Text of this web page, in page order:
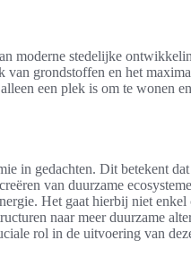
moderne stedelijke
van grondstoffen en het
een plek is om te wonen
in gedachten. Dit betekent
van duurzame
Het gaat hierbij niet
naar meer duurzame
rol in de uitvoering van